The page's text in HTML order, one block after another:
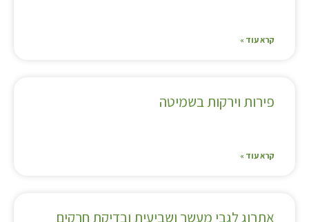
קרא עוד »
פירות וירקות בשמיטה
קרא עוד »
אתרוג לגבי מעשר ושביעית ובדיקת חרקים